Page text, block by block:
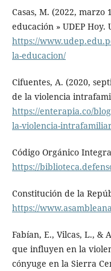
Casas, M. (2022,
educación » UDEP Hoy.
https://
la-educacion/
Cifuentes, A. (2020,
de la violencia
https://enterapia.co/
la-violencia-
Código Orgánico
https://
Constitución de la
https://
Fabían, E., Vilcas, L., &
que influyen en la
cónyuge en la Sierra